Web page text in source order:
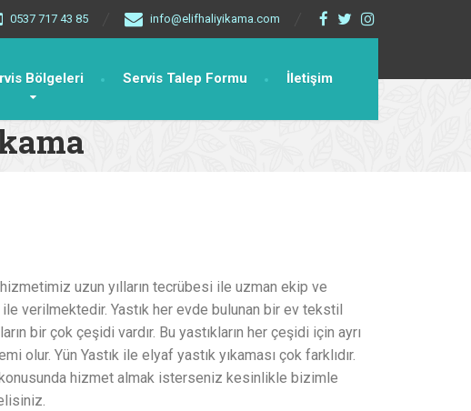
0537 717 43 85 info@elifhaliyikama.com
Bölgeleri Servis Talep Formu İletişim
uzun yılların tecrübesi ile uzman ekip ve
ile verilmektedir. Yastık her evde bulunan bir ev tekstil
bir çok çeşidi vardır. Bu yastıkların her çeşidi için ayrı
olur. Yün Yastık ile elyaf yastık yıkaması çok farklıdır.
hizmet almak isterseniz kesinlikle bizimle